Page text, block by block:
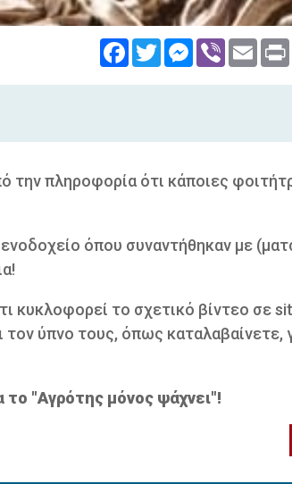
FacebookTwitterMessenger
Viber Email
την πληροφορία ότι κάποιες
όπου συναντήθηκαν με
κυκλοφορεί το σχετικό βίντεο σε
ύπνο τους, όπως καταλαβαίνετε,
το "Αγρότης μόνος ψάχνει"!